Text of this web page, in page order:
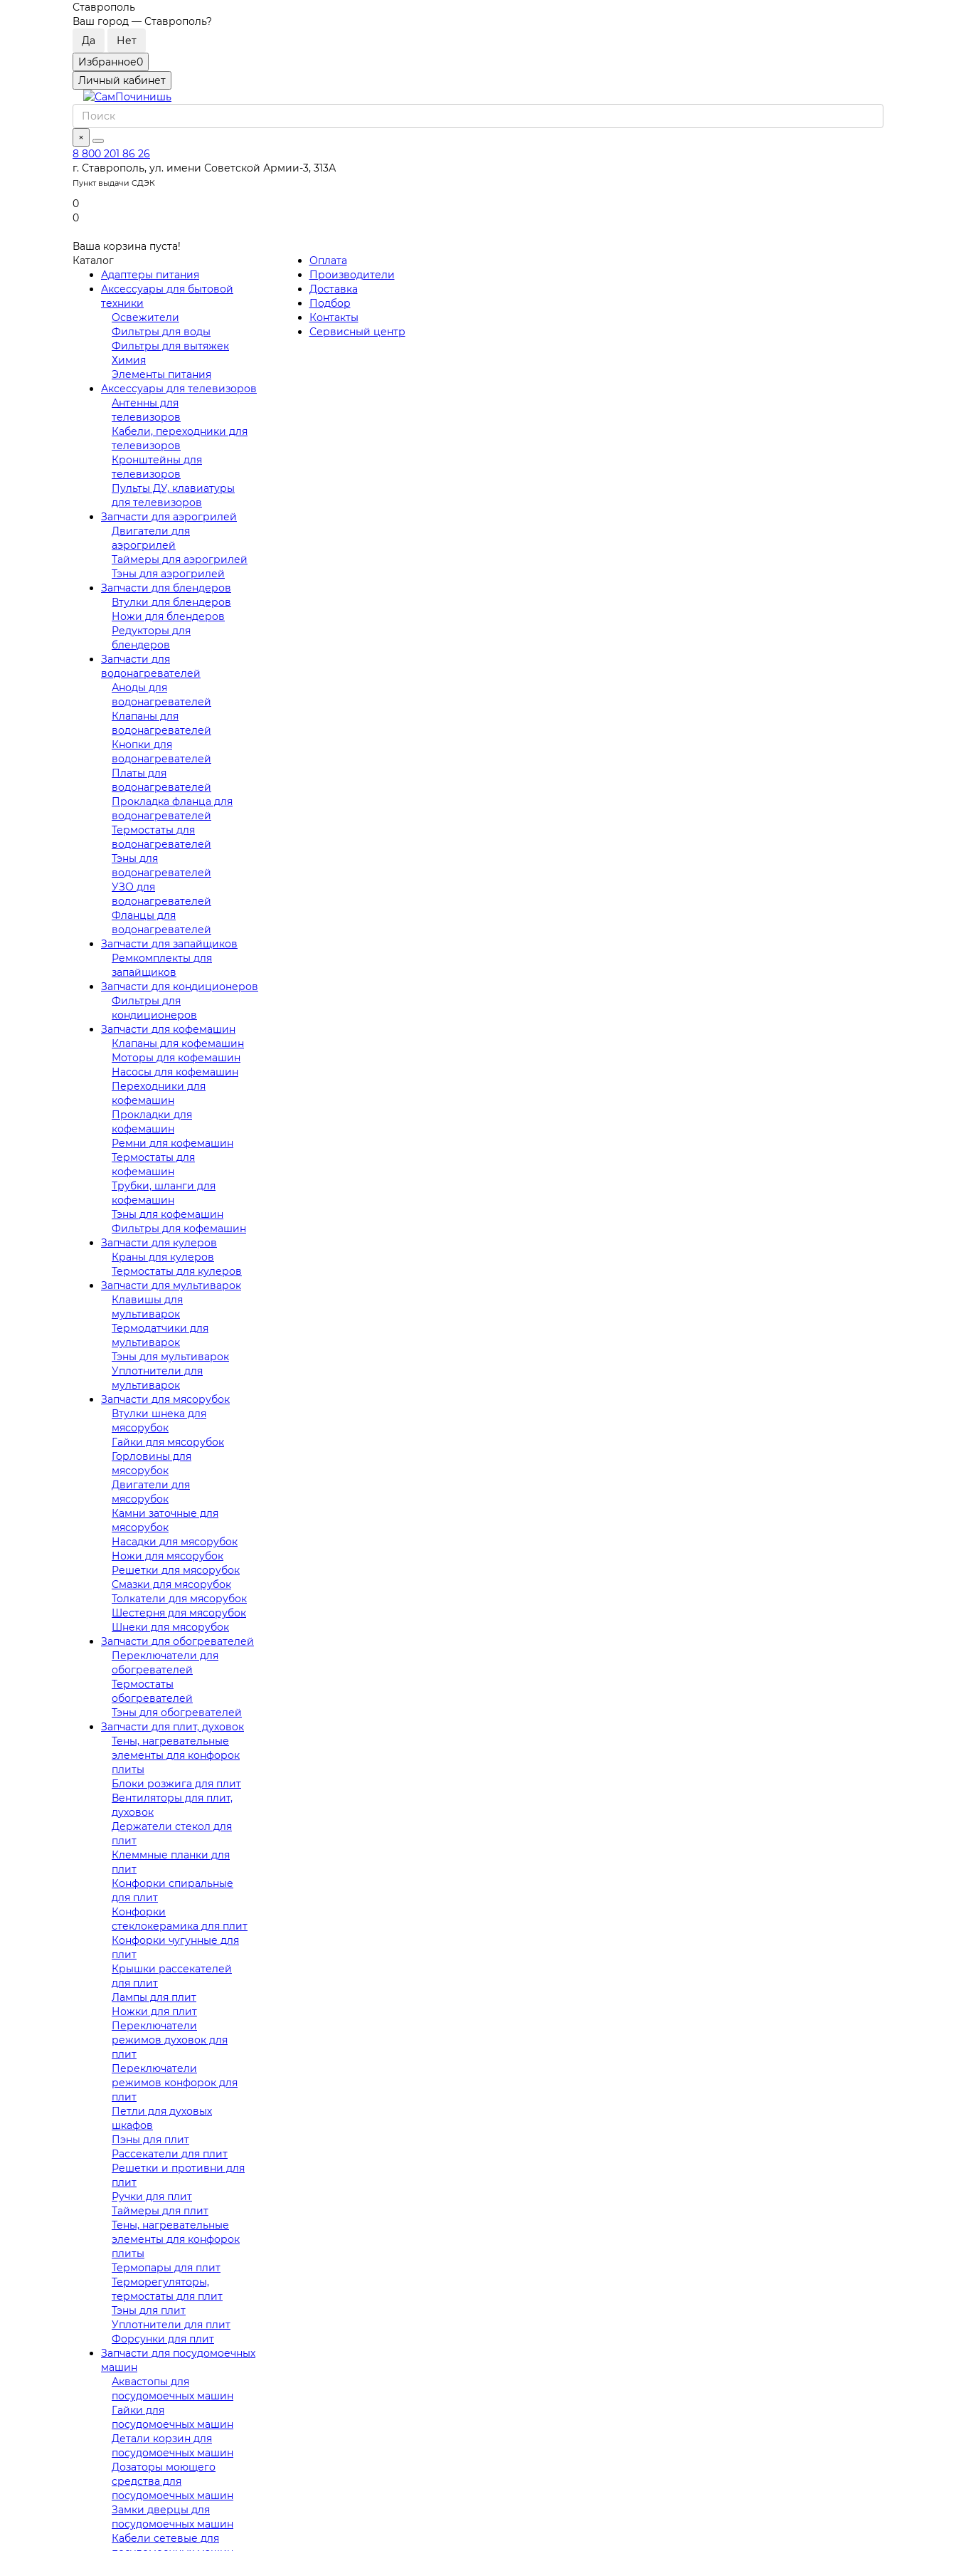
Ставрополь
Ваш город — Ставрополь?
Избранное0
Личный кабинет
×
8 800 201 86 26
г. Ставрополь, ул. имени Советской Армии-3, 313А
Пункт выдачи СДЭК
0
0
Ваша корзина пуста!
Каталог
Адаптеры питания
Аксессуары для бытовой
техники
Освежители
Фильтры для воды
Фильтры для вытяжек
Химия
Элементы питания
Аксессуары для телевизоров
Антенны для
телевизоров
Кабели, переходники для
телевизоров
Кронштейны для
телевизоров
Пульты ДУ, клавиатуры
для телевизоров
Запчасти для аэрогрилей
Двигатели для
аэрогрилей
Таймеры для аэрогрилей
Тэны для аэрогрилей
Запчасти для блендеров
Втулки для блендеров
Ножи для блендеров
Редукторы для
блендеров
Запчасти для
водонагревателей
Аноды для
водонагревателей
Клапаны для
водонагревателей
Кнопки для
водонагревателей
Платы для
водонагревателей
Прокладка фланца для
водонагревателей
Термостаты для
водонагревателей
Тэны для
водонагревателей
УЗО для
водонагревателей
Фланцы для
водонагревателей
Запчасти для запайщиков
Ремкомплекты для
запайщиков
Запчасти для кондиционеров
Фильтры для
кондиционеров
Запчасти для кофемашин
Клапаны для кофемашин
Моторы для кофемашин
Насосы для кофемашин
Переходники для
кофемашин
Прокладки для
кофемашин
Ремни для кофемашин
Термостаты для
кофемашин
Трубки, шланги для
кофемашин
Тэны для кофемашин
Фильтры для кофемашин
Запчасти для кулеров
Краны для кулеров
Термостаты для кулеров
Запчасти для мультиварок
Клавишы для
мультиварок
Термодатчики для
мультиварок
Тэны для мультиварок
Уплотнители для
мультиварок
Запчасти для мясорубок
Втулки шнека для
мясорубок
Гайки для мясорубок
Горловины для
мясорубок
Двигатели для
мясорубок
Камни заточные для
мясорубок
Насадки для мясорубок
Ножи для мясорубок
Решетки для мясорубок
Смазки для мясорубок
Толкатели для мясорубок
Шестерня для мясорубок
Шнеки для мясорубок
Запчасти для обогревателей
Переключатели для
обогревателей
Термостаты
обогревателей
Тэны для обогревателей
Запчасти для плит, духовок
Тены, нагревательные
элементы для конфорок
плиты
Блоки розжига для плит
Вентиляторы для плит,
духовок
Держатели стекол для
плит
Клеммные планки для
плит
Конфорки спиральные
для плит
Конфорки
стеклокерамика для плит
Конфорки чугунные для
плит
Крышки рассекателей
для плит
Лампы для плит
Ножки для плит
Переключатели
режимов духовок для
плит
Переключатели
режимов конфорок для
плит
Петли для духовых
шкафов
Пэны для плит
Рассекатели для плит
Решетки и противни для
плит
Ручки для плит
Таймеры для плит
Тены, нагревательные
элементы для конфорок
плиты
Термопары для плит
Терморегуляторы,
термостаты для плит
Тэны для плит
Уплотнители для плит
Форсунки для плит
Запчасти для посудомоечных
машин
Аквастопы для
посудомоечных машин
Гайки для
посудомоечных машин
Детали корзин для
посудомоечных машин
Дозаторы моющего
средства для
посудомоечных машин
Замки дверцы для
посудомоечных машин
Кабели сетевые для
Оплата
Производители
Доставка
Подбор
Контакты
Сервисный центр